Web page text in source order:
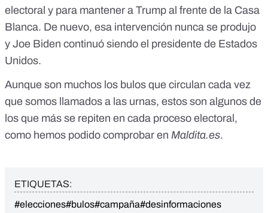
electoral y para mantener a Trump al frente de la Casa
Blanca. De nuevo, esa intervención nunca se produjo
y Joe Biden continuó siendo el presidente de Estados
Unidos.
Aunque son muchos los bulos que circulan cada vez
que somos llamados a las urnas, estos son algunos de
los que más se repiten en cada proceso electoral,
como hemos podido comprobar en Maldita.es.
ETIQUETAS:
#elecciones#bulos#campaña#desinformaciones